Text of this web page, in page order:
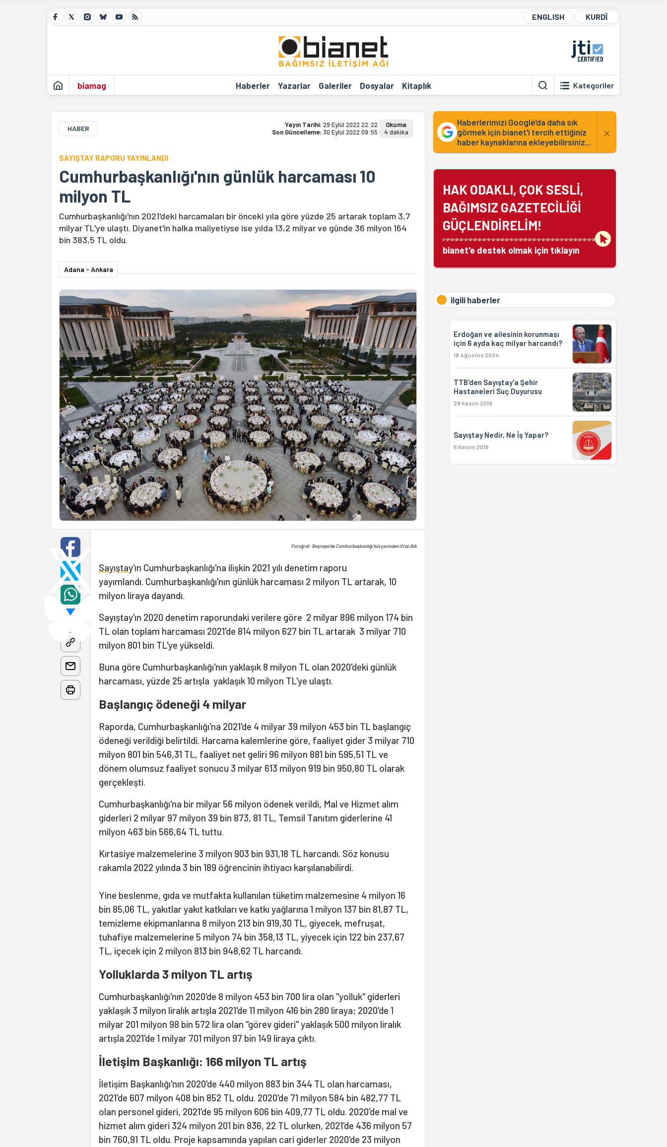
ENGLISH KURDÎ
biamag Haberler Yazarlar Galeriler Dosyalar Kitaplık Kategoriler
HABER Yayın Tarihi: 29 Eylül 2022 22:22
Son Güncelleme: 30 Eylül 2022 09:55
Okuma
4 dakika
SAYIŞTAY RAPORU YAYINLANDI
Cumhurbaşkanlığı'nın günlük harcaması 10
milyon TL
Cumhurbaşkanlığı'nın 2021'deki harcamaları bir önceki yıla göre yüzde 25 artarak toplam 3,7
milyar TL'ye ulaştı. Diyanet'in halka maliyetiyse ise yılda 13,2 milyar ve günde 36 milyon 164
bin 383,5 TL oldu.
Adana - Ankara
Fotoğraf: Beştepe'de Cumhurbaşkanlığı bütçesinden iftar/AA
Sayıştay'ın Cumhurbaşkanlığı'na ilişkin 2021 yılı denetim raporu
yayımlandı. Cumhurbaşkanlığı'nın günlük harcaması 2 milyon TL artarak, 10
milyon liraya dayandı.
Sayıştay'ın 2020 denetim raporundaki verilere göre 2 milyar 896 milyon 174 bin
TL olan toplam harcaması 2021'de 814 milyon 627 bin TL artarak 3 milyar 710
milyon 801 bin TL'ye yükseldi.
Buna göre Cumhurbaşkanlığı'nın yaklaşık 8 milyon TL olan 2020'deki günlük
harcaması, yüzde 25 artışla yaklaşık 10 milyon TL'ye ulaştı.
Başlangıç ödeneği 4 milyar
Raporda, Cumhurbaşkanlığı'na 2021'de 4 milyar 39 milyon 453 bin TL başlangıç
ödeneği verildiği belirtildi. Harcama kalemlerine göre, faaliyet gider 3 milyar 710
milyon 801 bin 546,31 TL, faaliyet net geliri 96 milyon 881 bin 595,51 TL ve
dönem olumsuz faaliyet sonucu 3 milyar 613 milyon 919 bin 950,80 TL olarak
gerçekleşti.
Cumhurbaşkanlığı'na bir milyar 56 milyon ödenek verildi, Mal ve Hizmet alım
giderleri 2 milyar 97 milyon 39 bin 873, 81 TL, Temsil Tanıtım giderlerine 41
milyon 463 bin 566,64 TL tuttu.
Kırtasiye malzemelerine 3 milyon 903 bin 931,18 TL harcandı. Söz konusu
rakamla 2022 yılında 3 bin 189 öğrencinin ihtiyacı karşılanabilirdi.
Yine beslenme, gıda ve mutfakta kullanılan tüketim malzemesine 4 milyon 16
bin 85,06 TL, yakıtlar yakıt katkıları ve katkı yağlarına 1 milyon 137 bin 81,87 TL,
temizleme ekipmanlarına 8 milyon 213 bin 919,30 TL, giyecek, mefruşat,
tuhafiye malzemelerine 5 milyon 74 bin 358,13 TL, yiyecek için 122 bin 237,67
TL, içecek için 2 milyon 813 bin 948,62 TL harcandı.
Yolluklarda 3 milyon TL artış
Cumhurbaşkanlığı'nın 2020'de 8 milyon 453 bin 700 lira olan "yolluk" giderleri
yaklaşık 3 milyon liralık artışla 2021'de 11 milyon 416 bin 280 liraya; 2020'de 1
milyar 201 milyon 98 bin 572 lira olan "görev gideri" yaklaşık 500 milyon liralık
artışla 2021'de 1 milyar 701 milyon 97 bin 149 liraya çıktı.
İletişim Başkanlığı: 166 milyon TL artış
İletişim Başkanlığı'nın 2020'de 440 milyon 883 bin 344 TL olan harcaması,
2021'de 607 milyon 408 bin 852 TL oldu. 2020'de 71 milyon 584 bin 482,77 TL
olan personel gideri, 2021'de 95 milyon 606 bin 409,77 TL oldu. 2020'de mal ve
hizmet alım gideri 324 milyon 201 bin 836, 22 TL olurken, 2021'de 436 milyon 57
bin 760,91 TL oldu. Proje kapsamında yapılan cari giderler 2020'de 23 milyon
Haberlerimizi Google'da daha sık
görmek için bianet'i tercih ettiğiniz
haber kaynaklarına ekleyebilirsiniz...
×
HAK ODAKLI, ÇOK SESLİ,
BAĞIMSIZ GAZETECİLİĞİ
GÜÇLENDİRELİM!
bianet'e destek olmak için tıklayın
ilgili haberler
Erdoğan ve ailesinin korunması
için 6 ayda kaç milyar harcandı?
18 Ağustos 2024
TTB'den Sayıştay'a Şehir
Hastaneleri Suç Duyurusu
28 Kasım 2019
Sayıştay Nedir, Ne İş Yapar?
6 Kasım 2018